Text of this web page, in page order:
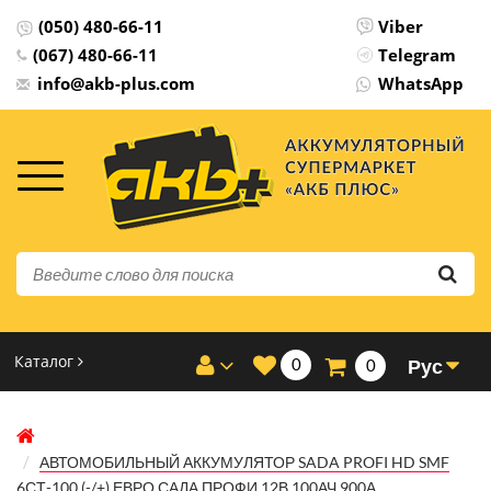
(050) 480-66-11
(067) 480-66-11
info@akb-plus.com
Viber
Telegram
WhatsApp
0 0 Рус
Каталог
АВТОМОБИЛЬНЫЙ АККУМУЛЯТОР SADA PROFI HD SMF
6СТ-100 (-/+) ЕВРО САДА ПРОФИ 12В 100АЧ 900А